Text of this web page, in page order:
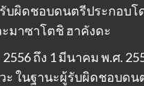
บผิดชอบดนตรีประกอบโ
มาซาโตชิ ฮาคังดะ
ถึง 1 มีนาคม พ.ศ.
ะ ในฐานะผู้รับผิดชอบด